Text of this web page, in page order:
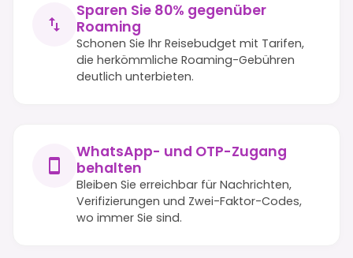
Sparen Sie 80% gegenüber
Roaming
Schonen Sie Ihr Reisebudget mit Tarifen,
die herkömmliche Roaming-Gebühren
deutlich unterbieten.
WhatsApp- und OTP-Zugang
behalten
Bleiben Sie erreichbar für Nachrichten,
Verifizierungen und Zwei-Faktor-Codes,
wo immer Sie sind.